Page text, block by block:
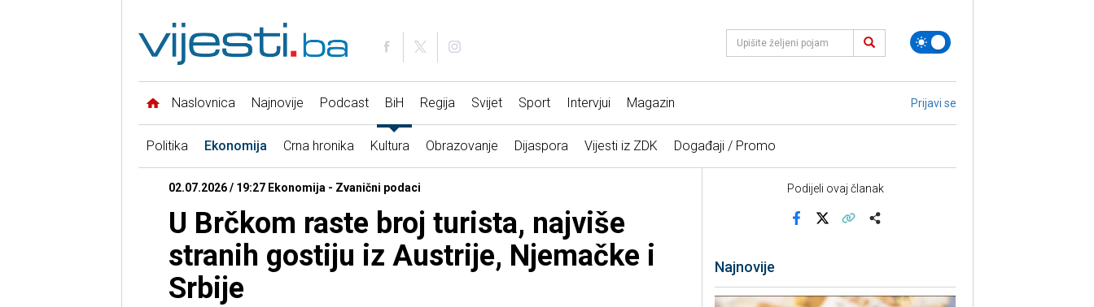
Naslovnica Najnovije Podcast BiH Regija Svijet Sport Intervjui Magazin Prijavi se
Politika Ekonomija Crna hronika Kultura Obrazovanje Dijaspora Vijesti iz ZDK Događaji / Promo
02.07.2026 / 19:27 Ekonomija - Zvanični podaci
U Brčkom raste broj turista, najviše
stranih gostiju iz Austrije, Njemačke i
Srbije
Podijeli ovaj članak
Najnovije